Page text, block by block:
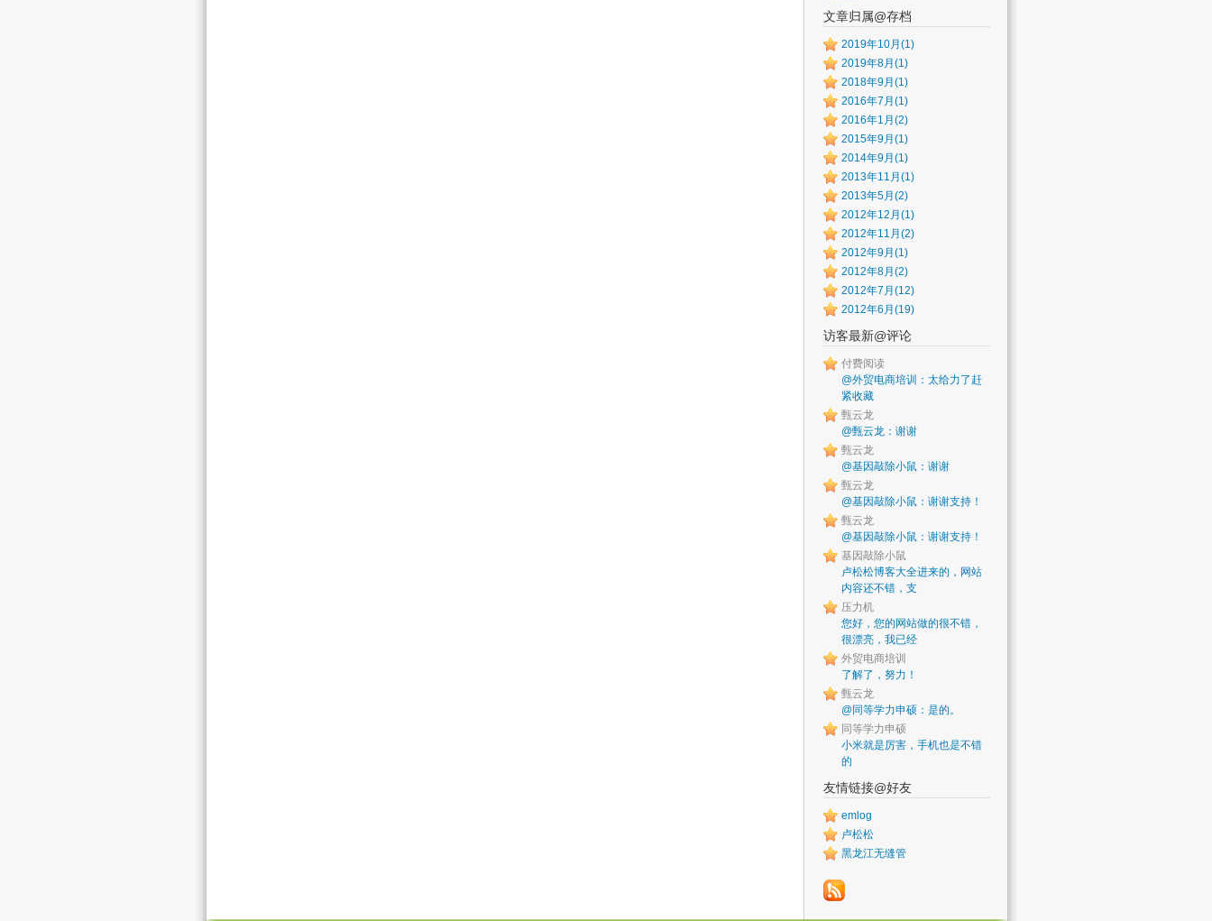
文章归属@存档
2019年10月(1)
2019年8月(1)
2018年9月(1)
2016年7月(1)
2016年1月(2)
2015年9月(1)
2014年9月(1)
2013年11月(1)
2013年5月(2)
2012年12月(1)
2012年11月(2)
2012年9月(1)
2012年8月(2)
2012年7月(12)
2012年6月(19)
访客最新@评论
付费阅读
@外贸电商培训：太给力了赶
紧收藏
甄云龙
@甄云龙：谢谢
甄云龙
@基因敲除小鼠：谢谢
甄云龙
@基因敲除小鼠：谢谢支持！
甄云龙
@基因敲除小鼠：谢谢支持！
基因敲除小鼠
卢松松博客大全进来的，网站
内容还不错，支
压力机
您好，您的网站做的很不错，
很漂亮，我已经
外贸电商培训
了解了，努力！
甄云龙
@同等学力申硕：是的。
同等学力申硕
小米就是厉害，手机也是不错
的
友情链接@好友
emlog
卢松松
黑龙江无缝管